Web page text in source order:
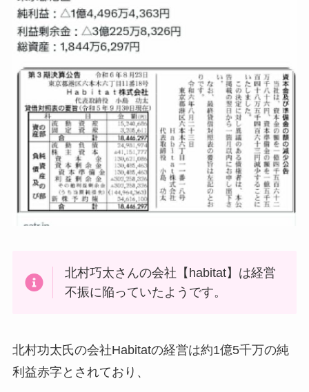
北村巧太さんの会社【habitat】は経営
不振に陥っていたようです。
北村功太氏の会社Habitatの経営は約1億5千万の純
利益赤字とされており、